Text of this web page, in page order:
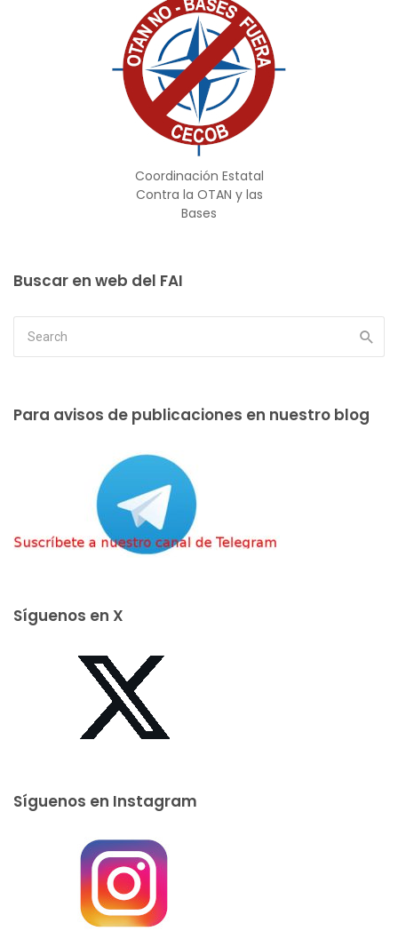
Coordinación Estatal
Contra la OTAN y las
Bases
Buscar en web del FAI
Para avisos de publicaciones en nuestro blog
Síguenos en X
Síguenos en Instagram